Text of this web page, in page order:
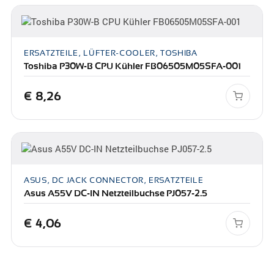
ERSATZTEILE, LÜFTER-COOLER, TOSHIBA
Toshiba P30W-B CPU Kühler FB06505M05SFA-001
€ 8,26
ASUS, DC JACK CONNECTOR, ERSATZTEILE
Asus A55V DC-IN Netzteilbuchse PJ057-2.5
€ 4,06